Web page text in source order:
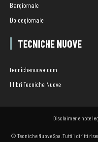
Bargiornale
Dolcegiornale
TECNICHE NUOVE
tecnichenuove.com
I libri Tecniche Nuove
Disclaimer e note
© Tecniche Nuove Spa. Tutti i diritti